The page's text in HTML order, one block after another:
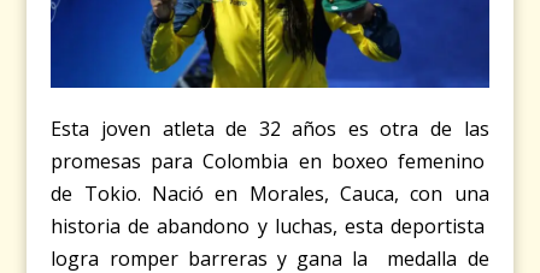
Esta joven atleta de 32 años es otra de las
promesas para Colombia en boxeo femenino
de Tokio. Nació en Morales, Cauca, con una
historia de abandono y luchas, esta deportista
logra romper barreras y gana la medalla de